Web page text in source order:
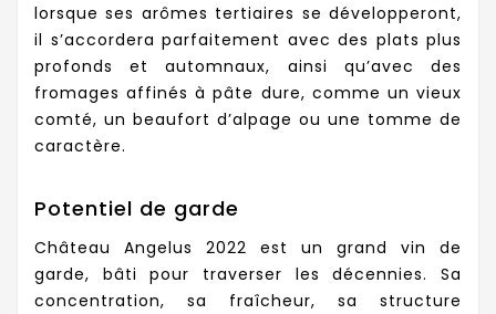
lorsque ses arômes tertiaires se développeront,
il s’accordera parfaitement avec des plats plus
profonds et automnaux, ainsi qu’avec des
fromages affinés à pâte dure, comme un vieux
comté, un beaufort d’alpage ou une tomme de
caractère.
Potentiel de garde
Château Angelus 2022 est un grand vin de
garde, bâti pour traverser les décennies. Sa
concentration, sa fraîcheur, sa structure